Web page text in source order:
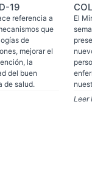
19
referencia a
que
de
mejorar el
la
del buen
de salud.
El
Leer